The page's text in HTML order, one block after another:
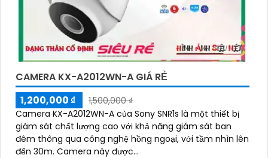
CAMERA KX-A2012WN-A GIÁ RẺ
1,200,000 ₫
1,500,000 ₫
Camera KX-A2012WN-A của Sony SNR1s là một thiết bị
giám sát chất lượng cao với khả năng giám sát ban
đêm thông qua công nghệ hồng ngoại, với tầm nhìn lên
đến 30m. Camera này được...